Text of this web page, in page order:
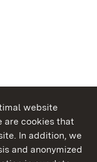
website
are cookies that
In addition, we
and anonymized
Wuerttemberg